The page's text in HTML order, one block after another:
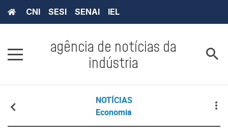
CNI SESI SENAI IEL
agência de notícias da
indústria
NOTÍCIAS
Economia